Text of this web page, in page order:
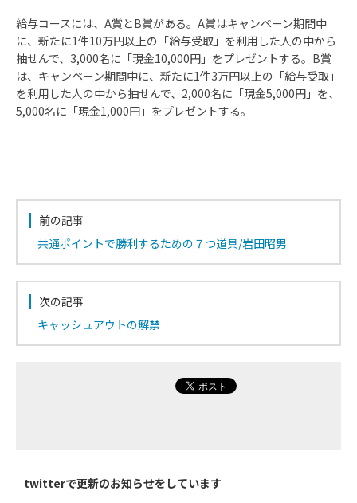
給与コースには、A賞とB賞がある。A賞はキャンペーン期間中
に、新たに1件10万円以上の「給与受取」を利用した人の中から
抽せんで、3,000名に「現金10,000円」をプレゼントする。B賞
は、キャンペーン期間中に、新たに1件3万円以上の「給与受取」
を利用した人の中から抽せんで、2,000名に「現金5,000円」を、
5,000名に「現金1,000円」をプレゼントする。
前の記事
共通ポイントで勝利するための７つ道具/岩田昭男
次の記事
キャッシュアウトの解禁
twitterで更新のお知らせをしています